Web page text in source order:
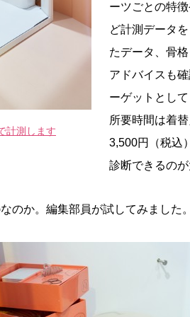
計測します
ーツごとの特
ど計測データ
たデータ、骨
アドバイスも
ーゲットとし
所要時間は着
3,500円（税込
診断できるのが
のか。編集部員が試してみました。